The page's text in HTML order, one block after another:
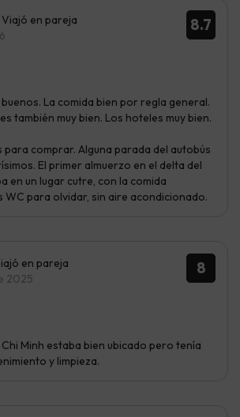
8.7
Viajó en pareja
buenos. La comida bien por regla general.
también muy bien. Los hoteles muy bien.
para comprar. Alguna parada del autobús
El primer almuerzo en el delta del
en un lugar cutre, con la comida
WC para olvidar, sin aire acondicionado.
8
en pareja
2025
Minh estaba bien ubicado pero tenía
y limpieza.